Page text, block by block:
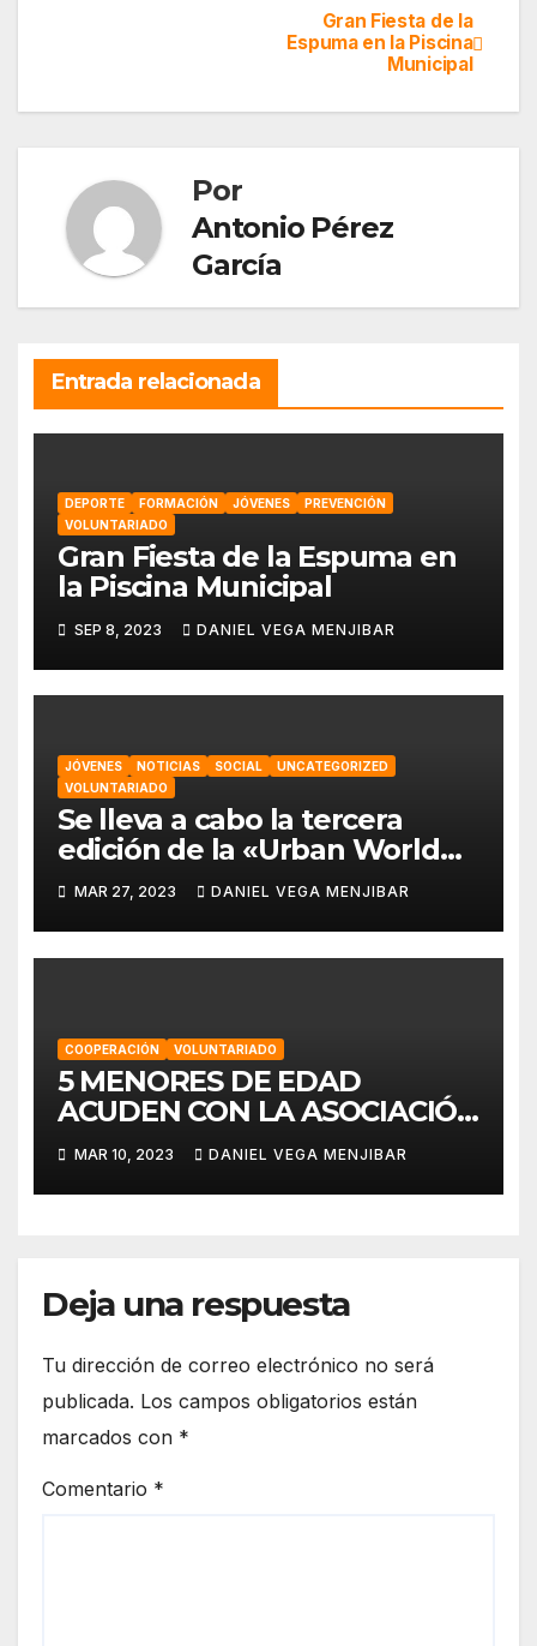
Gran Fiesta de la
Espuma en la Piscina
Municipal
Por
Antonio Pérez
García
Entrada relacionada
DEPORTE FORMACIÓN JÓVENES
PREVENCIÓN
VOLUNTARIADO
Gran Fiesta de la Espuma en
la Piscina Municipal
SEP 8, 2023 DANIEL VEGA MENJIBAR
JÓVENES NOTICIAS SOCIAL
UNCATEGORIZED
VOLUNTARIADO
Se lleva a cabo la tercera
edición de la «Urban World
Alhaurín» por parte de la
asociación “Eo,Eo”
MAR 27, 2023 DANIEL VEGA MENJIBAR
COOPERACIÓN VOLUNTARIADO
5 MENORES DE EDAD
ACUDEN CON LA ASOCIACIÓN
“EO,EO” A UN PROYECTO EN
MARRUECOS.
MAR 10, 2023 DANIEL VEGA MENJIBAR
Deja una respuesta
Tu dirección de correo electrónico no será
publicada. Los campos obligatorios están
marcados con *
Comentario *